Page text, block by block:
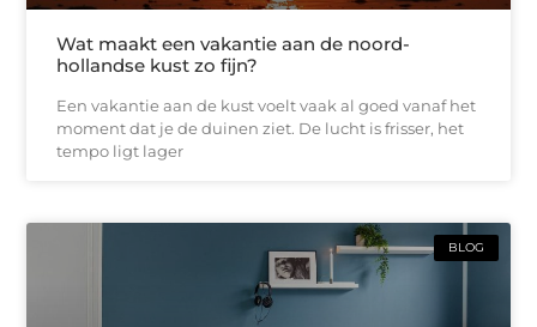
Wat maakt een vakantie aan de noord-
hollandse kust zo fijn?
Een vakantie aan de kust voelt vaak al goed vanaf het
moment dat je de duinen ziet. De lucht is frisser, het
tempo ligt lager
BLOG